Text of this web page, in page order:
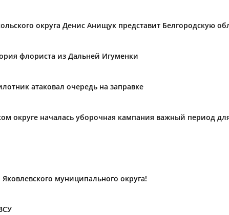
округа Денис Анищук представит Белгородскую
флориста из Дальней Игуменки
атаковал очередь на заправке
округе началась уборочная кампания важный период
муниципального округа!